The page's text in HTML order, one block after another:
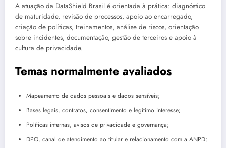
A atuação da DataShield Brasil é orientada à prática: diagnóstico
de maturidade, revisão de processos, apoio ao encarregado,
criação de políticas, treinamentos, análise de riscos, orientação
sobre incidentes, documentação, gestão de terceiros e apoio à
cultura de privacidade.
Temas normalmente avaliados
Mapeamento de dados pessoais e dados sensíveis;
Bases legais, contratos, consentimento e legítimo interesse;
Políticas internas, avisos de privacidade e governança;
DPO, canal de atendimento ao titular e relacionamento com a ANPD;